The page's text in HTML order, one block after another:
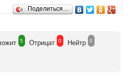
Поделиться…
5 Отрицат 0 Нейтр 0